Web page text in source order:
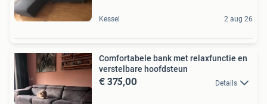
Kessel 2 aug 26
Comfortabele bank met relaxfunctie en
verstelbare hoofdsteun
€ 375,00 Details